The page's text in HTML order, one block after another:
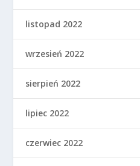
listopad 2022
wrzesień 2022
sierpień 2022
lipiec 2022
czerwiec 2022